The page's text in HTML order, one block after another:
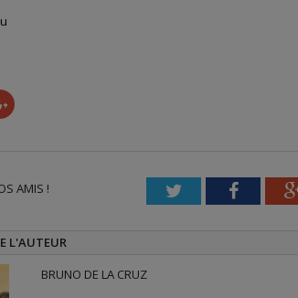
Cliquez
pour
nouvelle
AMIS ! Twitter
L'AUTEUR
BRUNO DE LA CRUZ